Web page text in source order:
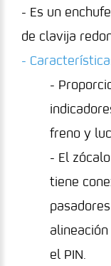
- Es un
de clavija
-
-
freno y
- El
tiene
el PIN.